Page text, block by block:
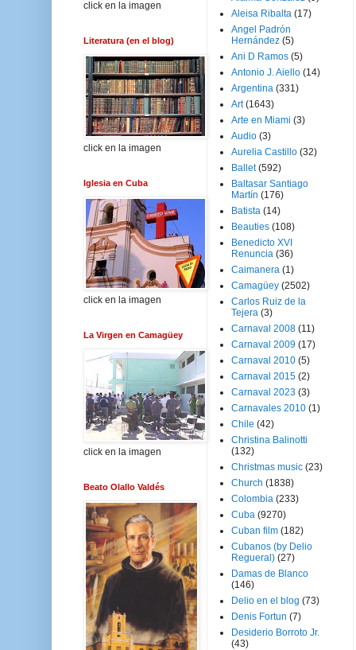
click en la imagen
Literatura (en el blog)
click en la imagen
Iglesia en Cuba
click en la imagen
La Virgen en Camagüey
click en la imagen
Beato Olallo Valdés
Aleisa Ribalta (17)
Angel Padrón
Hernández (5)
Ani D Ramos (5)
Antonio J. Aiello (14)
Argentina (331)
Art (1643)
Arte en Miami (3)
Audio (3)
Aurelia Castillo (32)
Ballet (592)
Baltasar Santiago
Martín (176)
Batista (14)
Beauties (108)
Benedicto XVI
Renuncia (36)
Caimanera (1)
Camagüey (2502)
Carlos Ruiz de la
Tejera (3)
Carnaval 2008 (11)
Carnaval 2009 (17)
Carnaval 2010 (5)
Carnaval 2015 (2)
Carnaval 2023 (3)
Carnavales 2010 (1)
Chile (42)
Christina Balinotti
(132)
Christmas music (23)
Church (1838)
Colombia (233)
Cuba (9270)
Cuban film (182)
Cubanos (by Delio
Regueral) (27)
Damas de Blanco
(146)
Delio en el blog (73)
Denis Fortun (7)
Desiderio Borroto Jr.
(43)